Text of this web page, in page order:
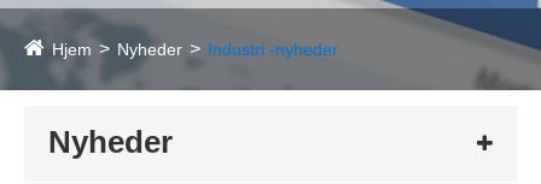
Hjem Nyheder Industri -nyheder
Nyheder